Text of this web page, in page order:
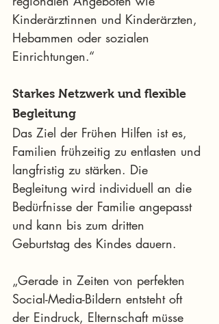
Kinderärztinnen und Kinderärzten,
Hebammen oder sozialen
Einrichtungen.“
Starkes Netzwerk und flexible
Begleitung
Das Ziel der Frühen Hilfen ist es,
Familien frühzeitig zu entlasten und
langfristig zu stärken. Die
Begleitung wird individuell an die
Bedürfnisse der Familie angepasst
und kann bis zum dritten
Geburtstag des Kindes dauern.
„Gerade in Zeiten von perfekten
Social-Media-Bildern entsteht oft
der Eindruck, Elternschaft müsse